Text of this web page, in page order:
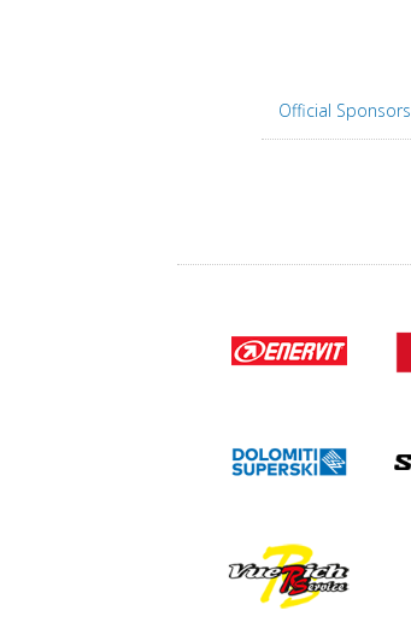
Official Sponsors